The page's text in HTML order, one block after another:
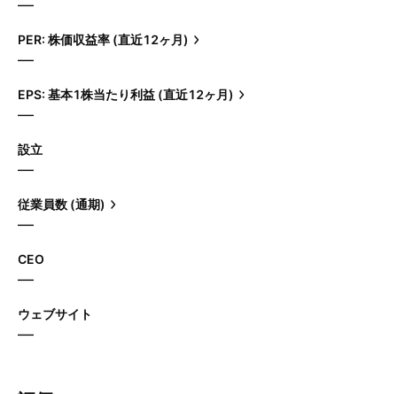
—
PER: 株価収益率 (直近12ヶ月)
—
EPS: 基本1株当たり利益 (直近12ヶ月)
—
設立
—
従業員数 (通期)
—
CEO
—
ウェブサイト
—